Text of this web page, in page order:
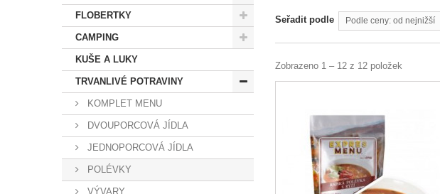
FLOBERTKY
CAMPING
KUŠE A LUKY
TRVANLIVÉ POTRAVINY
KOMPLET MENU
DVOUPORCOVÁ JÍDLA
JEDNOPORCOVÁ JÍDLA
POLÉVKY
VÝVARY
Seřadit podle Podle ceny: od nejnižší
Zobrazeno 1 – 12 z 12 položek